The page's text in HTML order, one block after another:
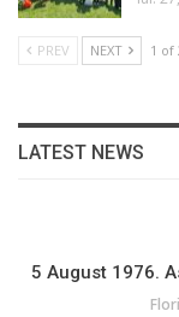
PREV NEXT 1 of
LATEST NEWS
5 August 1976.